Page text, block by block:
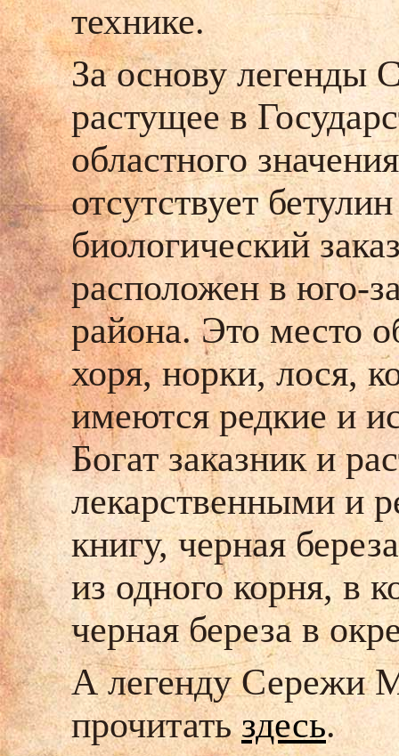
технике.
За основу легенды
растущее в
областного
отсутствует
биологический
расположен в юго-
района. Это место
хоря, норки, лося,
имеются редкие и
Богат заказник и
лекарственными и
книгу, черная
из одного корня, в
черная береза в
А легенду Сережи
прочитатьздесь.